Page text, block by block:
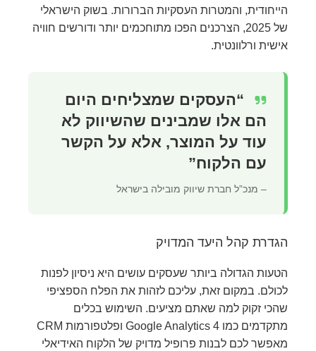
הייחודית, והמטרות העסקיות הברורות. בשוק הישראלי
של 2025, הצרכנים הפכו מתוחכמים יותר ודורשים חוויה
אישית ורלוונטית.
“העסקים שמצליחים היום
הם אלו שמבינים שהשיווק לא
עוד על המוצר, אלא על הקשר
עם הלקוח”
– מנכ”ל חברת שיווק מובילה בישראל
הגדרת קהל היעד המדויק
הטעות הגדולה ביותר שעסקים עושים היא ניסיון לפנות
לכולם. במקום זאת, עליכם לזהות את הפלח הספציפי
שהכי זקוק למה שאתם מציעים. השימוש בכלים
מתקדמים כמו Google Analytics 4 ופלטפורמות CRM
מאפשר לכם לבנות פרופיל מדויק של הלקוח האידיאלי